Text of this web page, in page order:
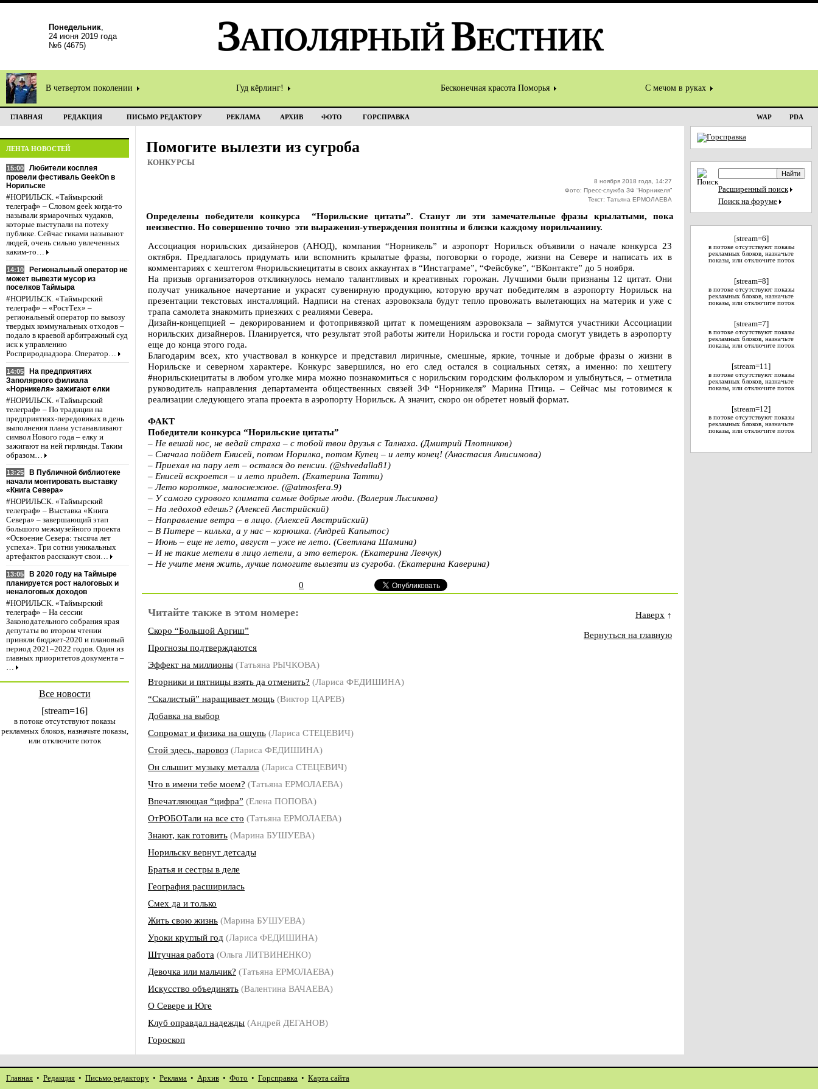
Понедельник,
24 июня 2019 года
№6 (4675)
В четвертом поколении Гуд кёрлинг! Бесконечная красота Поморья С мечом в руках
ГЛАВНАЯ РЕДАКЦИЯ ПИСЬМО РЕДАКТОРУ РЕКЛАМА АРХИВ ФОТО ГОРСПРАВКА WAP PDA
ЛЕНТА НОВОСТЕЙ
15:00
Любители косплея
провели фестиваль GeekOn в
Норильске
#НОРИЛЬСК. «Таймырский
телеграф» – Словом geek когда-то
называли ярмарочных чудаков,
которые выступали на потеху
публике. Сейчас гиками называют
людей, очень сильно увлеченных
каким-то…
14:10
Региональный оператор не
может вывезти мусор из
поселков Таймыра
#НОРИЛЬСК. «Таймырский
телеграф» – «РостТех» –
региональный оператор по вывозу
твердых коммунальных отходов –
подало в краевой арбитражный суд
иск к управлению
Росприроднадзора. Оператор…
14:05
На предприятиях
Заполярного филиала
«Норникеля» зажигают елки
#НОРИЛЬСК. «Таймырский
телеграф» – По традиции на
предприятиях-передовиках в день
выполнения плана устанавливают
символ Нового года – елку и
зажигают на ней гирлянды. Таким
образом…
13:25
В Публичной библиотеке
начали монтировать выставку
«Книга Севера»
#НОРИЛЬСК. «Таймырский
телеграф» – Выставка «Книга
Севера» – завершающий этап
большого межмузейного проекта
«Освоение Севера: тысяча лет
успеха». Три сотни уникальных
артефактов расскажут свои…
13:05
В 2020 году на Таймыре
планируется рост налоговых и
неналоговых доходов
#НОРИЛЬСК. «Таймырский
телеграф» – На сессии
Законодательного собрания края
депутаты во втором чтении
приняли бюджет-2020 и плановый
период 2021–2022 годов. Один из
главных приоритетов документа –
…
Все новости
[stream=16]
в потоке отсутствуют показы
рекламных блоков, назначьте показы,
или отключите поток
Помогите вылезти из сугроба
КОНКУРСЫ
8 ноября 2018 года, 14:27
Фото: Пресс-служба ЗФ “Норникеля”
Текст: Татьяна ЕРМОЛАЕВА
Определены победители конкурса “Норильские цитаты”. Станут ли эти замечательные фразы крылатыми, пока
неизвестно. Но совершенно точно эти выражения-утверждения понятны и близки каждому норильчанину.
Ассоциация норильских дизайнеров (АНОД), компания “Норникель” и аэропорт Норильск объявили о начале конкурса 23
октября. Предлагалось придумать или вспомнить крылатые фразы, поговорки о городе, жизни на Севере и написать их в
комментариях с хештегом #норильскиецитаты в своих аккаунтах в “Инстаграме”, “Фейсбуке”, “ВКонтакте” до 5 ноября.
На призыв организаторов откликнулось немало талантливых и креативных горожан. Лучшими были признаны 12 цитат. Они
получат уникальное начертание и украсят сувенирную продукцию, которую вручат победителям в аэропорту Норильск на
презентации текстовых инсталляций. Надписи на стенах аэровокзала будут тепло провожать вылетающих на материк и уже с
трапа самолета знакомить приезжих с реалиями Севера.
Дизайн-концепцией – декорированием и фотопривязкой цитат к помещениям аэровокзала – займутся участники Ассоциации
норильских дизайнеров. Планируется, что результат этой работы жители Норильска и гости города смогут увидеть в аэропорту
еще до конца этого года.
Благодарим всех, кто участвовал в конкурсе и представил лиричные, смешные, яркие, точные и добрые фразы о жизни в
Норильске и северном характере. Конкурс завершился, но его след остался в социальных сетях, а именно: по хештегу
#норильскиецитаты в любом уголке мира можно познакомиться с норильским городским фольклором и улыбнуться, – отметила
руководитель направления департамента общественных связей ЗФ “Норникеля” Марина Птица. – Сейчас мы готовимся к
реализации следующего этапа проекта в аэропорту Норильск. А значит, скоро он обретет новый формат.
ФАКТ
Победители конкурса “Норильские цитаты”
– Не вешай нос, не ведай страха – с тобой твои друзья с Талнаха. (Дмитрий Плотников)
– Сначала пойдет Енисей, потом Норилка, потом Купец – и лету конец! (Анастасия Анисимова)
– Приехал на пару лет – остался до пенсии. (@shvedalla81)
– Енисей вскроется – и лето придет. (Екатерина Татти)
– Лето короткое, малоснежное. (@atmosfera.9)
– У самого сурового климата самые добрые люди. (Валерия Лысикова)
– На ледоход едешь? (Алексей Австрийский)
– Направление ветра – в лицо. (Алексей Австрийский)
– В Питере – килька, а у нас – корюшка. (Андрей Капытос)
– Июнь – еще не лето, август – уже не лето. (Светлана Шамина)
– И не такие метели в лицо летели, а это ветерок. (Екатерина Левчук)
– Не учите меня жить, лучше помогите вылезти из сугроба. (Екатерина Каверина)
0
Читайте также в этом номере:
Скоро “Большой Аргиш”
Прогнозы подтверждаются
Эффект на миллионы (Татьяна РЫЧКОВА)
Вторники и пятницы взять да отменить? (Лариса ФЕДИШИНА)
“Скалистый” наращивает мощь (Виктор ЦАРЕВ)
Добавка на выбор
Сопромат и физика на ощупь (Лариса СТЕЦЕВИЧ)
Стой здесь, паровоз (Лариса ФЕДИШИНА)
Он слышит музыку металла (Лариса СТЕЦЕВИЧ)
Что в имени тебе моем? (Татьяна ЕРМОЛАЕВА)
Впечатляющая “цифра” (Елена ПОПОВА)
ОтРОБОТали на все сто (Татьяна ЕРМОЛАЕВА)
Знают, как готовить (Марина БУШУЕВА)
Норильску вернут детсады
Братья и сестры в деле
География расширилась
Смех да и только
Жить свою жизнь (Марина БУШУЕВА)
Уроки круглый год (Лариса ФЕДИШИНА)
Штучная работа (Ольга ЛИТВИНЕНКО)
Девочка или мальчик? (Татьяна ЕРМОЛАЕВА)
Искусство объединять (Валентина ВАЧАЕВА)
О Севере и Юге
Клуб оправдал надежды (Андрей ДЕГАНОВ)
Гороскоп
Наверх ↑
Вернуться на главную
Расширенный поиск
Поиск на форуме
[stream=6]
в потоке отсутствуют показы
рекламных блоков, назначьте
показы, или отключите поток
[stream=8]
в потоке отсутствуют показы
рекламных блоков, назначьте
показы, или отключите поток
[stream=7]
в потоке отсутствуют показы
рекламных блоков, назначьте
показы, или отключите поток
[stream=11]
в потоке отсутствуют показы
рекламных блоков, назначьте
показы, или отключите поток
[stream=12]
в потоке отсутствуют показы
рекламных блоков, назначьте
показы, или отключите поток
Главная • Редакция • Письмо редактору • Реклама • Архив • Фото • Горсправка • Карта сайта